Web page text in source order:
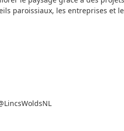
paroissiaux, les entreprises et